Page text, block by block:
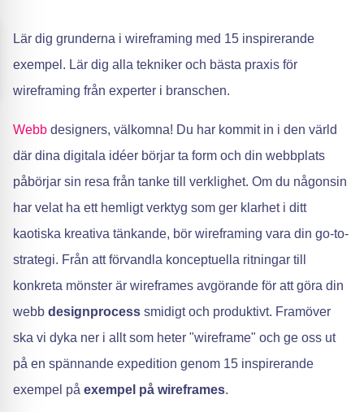
Lär dig grunderna i wireframing med 15 inspirerande
exempel. Lär dig alla tekniker och bästa praxis för
wireframing från experter i branschen.
Webb designers, välkomna! Du har kommit in i den värld
där dina digitala idéer börjar ta form och din webbplats
påbörjar sin resa från tanke till verklighet. Om du någonsin
har velat ha ett hemligt verktyg som ger klarhet i ditt
kaotiska kreativa tänkande, bör wireframing vara din go-to-
strategi. Från att förvandla konceptuella ritningar till
konkreta mönster är wireframes avgörande för att göra din
webb designprocess smidigt och produktivt. Framöver
ska vi dyka ner i allt som heter "wireframe" och ge oss ut
på en spännande expedition genom 15 inspirerande
exempel på exempel på wireframes.